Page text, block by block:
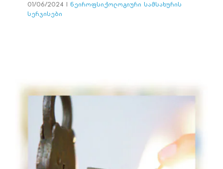
01/06/2024 | ნეიროფსიქოლოგიური სამსახურის
სერვისები
აუტიზმის დიაგნოსტიკა